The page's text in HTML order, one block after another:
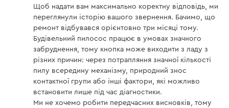
Щоб надати вам максимально коректну відповідь, ми
переглянули історію вашого звернення. Бачимо, що
ремонт відбувався орієнтовно три місяці тому.
Будівельний пилосос працює в умовах значного
забруднення, тому кнопка може виходити з ладу з
різних причин: через потрапляння значної кількості
пилу всередину механізму, природний знос
контактної групи або інші фактори, які можливо
встановити лише під час діагностики.
Ми не хочемо робити передчасних висновків, тому